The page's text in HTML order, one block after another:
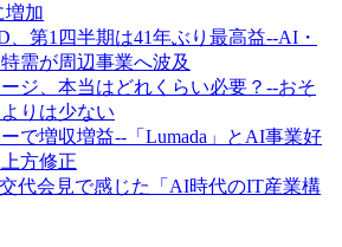
増加
、第1四半期は41年ぶり最高益--AI・
需が周辺事業へ波及
ジ、本当はどれくらい必要？--おそ
りは少ない
で増収増益--「Lumada」とAI事業好
方修正
代会見で感じた「AI時代のIT産業構